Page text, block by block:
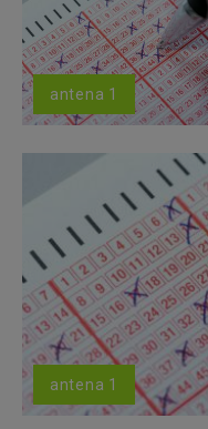
antena 1
antena 1